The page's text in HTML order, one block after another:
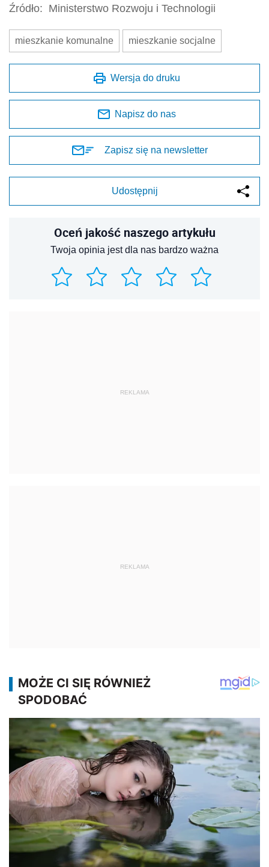
Źródło: Ministerstwo Rozwoju i Technologii
mieszkanie komunalne mieszkanie socjalne
Wersja do druku
Napisz do nas
Zapisz się na newsletter
Udostępnij
Oceń jakość naszego artykułu
Twoja opinia jest dla nas bardzo ważna
REKLAMA
REKLAMA